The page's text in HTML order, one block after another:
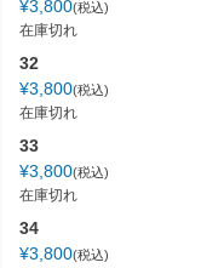
¥3,800 税込
在庫切れ
32
¥3,800 税込
在庫切れ
33
¥3,800 税込
在庫切れ
34
¥3,800 税込